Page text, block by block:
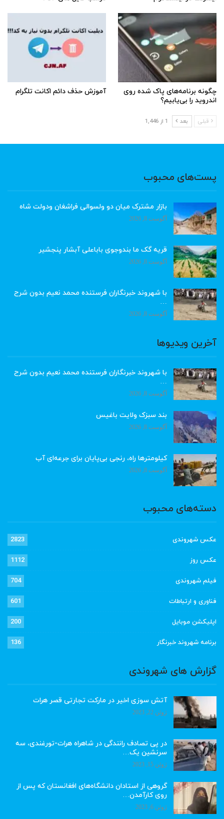
چگونه برنامه‌های پاک شده روی
اندروید را بی‌یابیم؟
آموزش حذف دائم اکانت تلگرام
قبلی بعد 1 از 1,446
پست‌های محبوب
بازار مشترک میان دو ولسوالی فراشغان ودولت شاه
آگوست 8, 2026
قریه گک ما بندوجوی باباعلی آبشار پنجشیر
آگوست 8, 2026
با شهروند خبرنگاران فرستنده محمد نعیم بدون شرح
…
آگوست 8, 2026
آخرین ویدیوها
با شهروند خبرنگاران فرستنده محمد نعیم بدون شرح
…
آگوست 8, 2026
بند سبزک ولایت باغیس
آگوست 8, 2026
کیلومترها راه، رنجی بی‌پایان برای جرعه‌ای آب
آگوست 8, 2026
دسته‌های محبوب
عکس شهروندی 2823
عکس روز 1112
فیلم شهروندی 704
فناوری و ارتباطات 601
اپلیکشن موبایل 200
برنامه شهروند خبرنگار 136
گزارش های شهروندی
آتش سوزی اخیر در مارکت تجارتی قصر هرات
ژوئن 22, 2023
در پی تصادف رانندگی در شاهراه هرات-تورغندی، سه
سرنشین یک…
ژوئن 15, 2023
گروهی از استادان دانشگاه‌های افغانستان که پس از
روی کارآمدن…
ژوئن 6, 2023